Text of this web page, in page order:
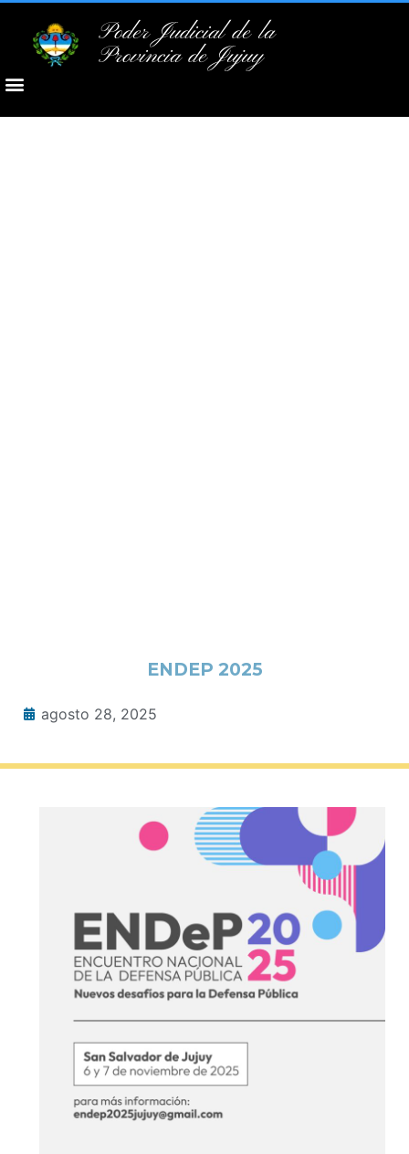
Poder Judicial de la
Provincia de Jujuy
ENDEP 2025
agosto 28, 2025